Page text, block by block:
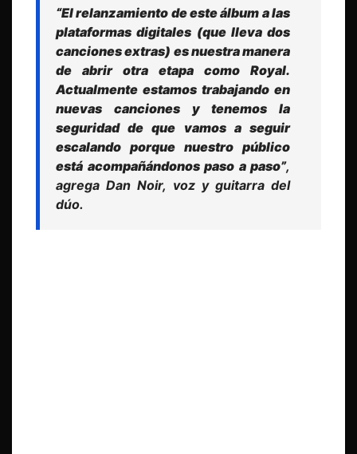
“El relanzamiento de este álbum a las
plataformas digitales (que lleva dos
canciones extras) es nuestra manera
de abrir otra etapa como Royal.
Actualmente estamos trabajando en
nuevas canciones y tenemos la
seguridad de que vamos a seguir
escalando porque nuestro público
está acompañándonos paso a paso”,
agrega Dan Noir, voz y guitarra del
dúo.